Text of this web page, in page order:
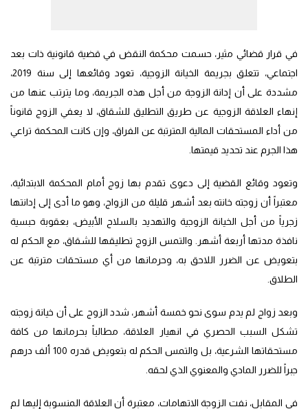
في قرار قضائي مثير، حسمت محكمة النقض في قضية قانونية ذات بعد
اجتماعي، تتعلق بجريمة الخيانة الزوجية، تعود وقائعها إلى سنة 2019،
مشددة على أن إدانة الزوجة من أجل هذه الجريمة، وما يترتب عنها من
إنهاء العلاقة الزوجية عن طريق التطليق للشقاق، لا يعفي الزوج قانوناً
من أداء المستحقات المالية المترتبة عن الفراق، وإن كانت المحكمة تراعي
هذا الجرم عند تحديد قيمتها.
وتعود وقائع القضية إلى دعوى تقدم بها زوج أمام المحكمة الابتدائية،
معتبراً أن زوجته خانته بعد أشهر قليلة من الزواج، وهو ما أدى إلى إدانتها
زجرياً من أجل الخيانة الزوجية والتهديد بالسلاح الأبيض، بعقوبة حبسية
نافذة مدتها أربعة أشهر. والتمس الزوج تطليقها للشقاق، مع الحكم له
بتعويض عن الضرر اللاحق به، وحرمانها من أي مستحقات مترتبة عن
الطلاق.
وبعد زواج لم يدم سوى نحو خمسة أشهر، شدد الزوج على أن خيانة زوجته
تشكل السبب الحصري في انهيار العلاقة، مطالباً بحرمانها من كافة
مستحقاتها الشرعية، بل والتمس الحكم له بتعويض قدره 100 ألف درهم
جبراً للضرر المادي والمعنوي الذي لحقه.
في المقابل، نفت الزوجة الاتهامات، معتبرة أن العلاقة المنسوبة إليها لم